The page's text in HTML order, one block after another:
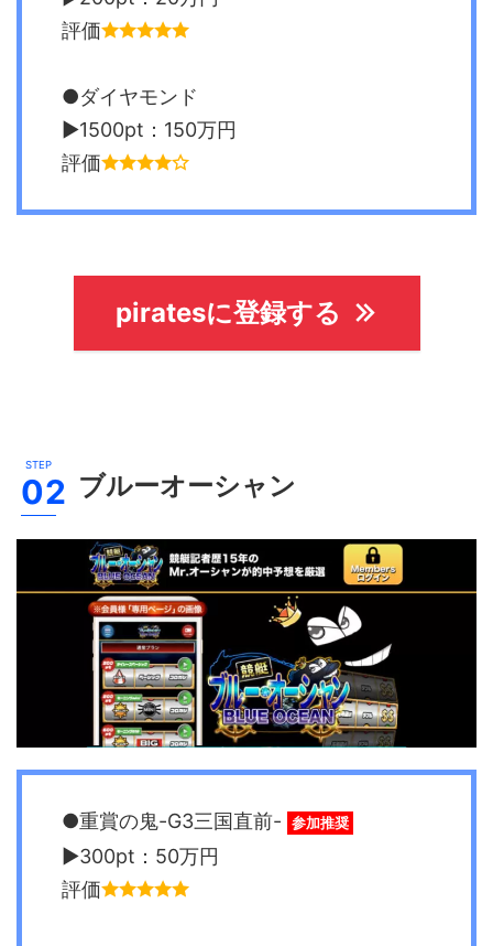
評価
●ダイヤモンド
▶︎1500pt：150万円
評価
piratesに登録する
ブルーオーシャン
●重賞の鬼-G3三国直前- 参加推奨
▶︎300pt：50万円
評価